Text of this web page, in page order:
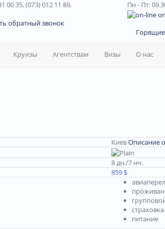
00 35, (073) 012 11 89,
обратный звонок
Пн - Пт:
Горящие
Круизы Агентствам Визы О нас
КиевОписание
8 дн./7 нч.
859 $
страховка
питание